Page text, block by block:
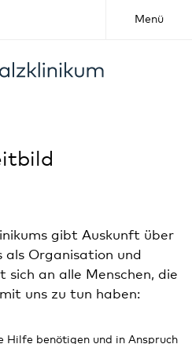
Menü
gibt Auskunft über
als Organisation und
sich an alle Menschen, die
uns zu tun haben:
Hilfe benötigen und in Anspruch